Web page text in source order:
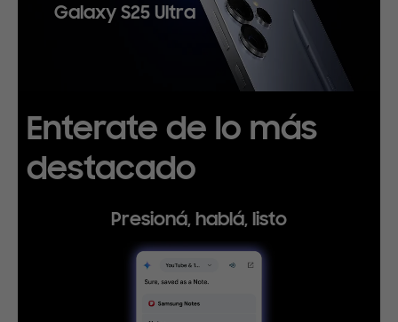
Galaxy S25 Ultra
Enterate de lo más
destacado
Presioná, hablá, listo